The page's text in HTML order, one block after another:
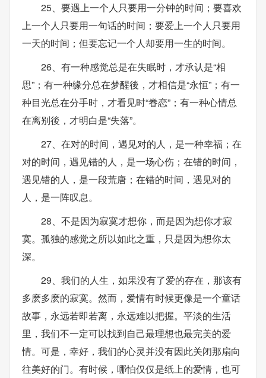
25、要遇上一个人只要用一分钟的时间；要喜欢
上一个人只要用一句话的时间；要爱上一个人只要用
一天的时间；但要忘记一个人却要用一生的时间。
26、有一种感觉总是在失眠时，才承认是“相
思”；有一种缘分总在梦醒後，才相信是“永恒”；有一
种目光总在分手时，才看见时“眷恋”；有一种心情总
在离别後，才明白是“失落”。
27、在对的时间，遇见对的人，是一种幸福；在
对的时间，遇见错的人，是一场心伤；在错的时间，
遇见错的人，是一段荒唐；在错的时间，遇见对的
人，是一阵叹息。
28、不是因为寂寞才想你，而是因为想你才寂
寞。孤独的感觉之所以如此之重，只是因为想你太
深。
29、我们的人生，如果没有了爱的存在，那该有
多麽多麽的寂寞。然而，爱情有时候更像是一个童话
故事，永远若即若离，永远难以把握。平淡的生活
里，我们不一定可以找到自己最理想也最完美的爱
情。可是，幸好，我们的心灵并没有因此关闭那扇向
往美好的门。有时候，哪怕仅仅是纸上的爱情，也可